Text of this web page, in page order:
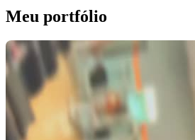
Meu portfólio